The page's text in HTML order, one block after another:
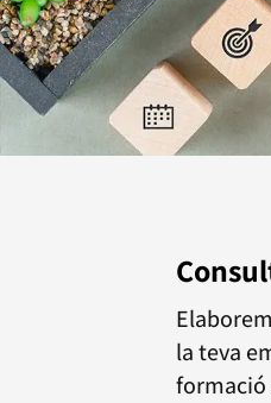
la teva
formació